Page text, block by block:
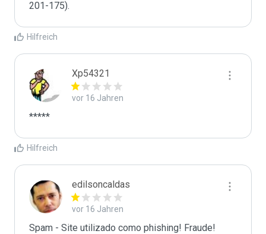
201-175).
Hilfreich
Xp54321
vor 16 Jahren
*****
Hilfreich
edilsoncaldas
vor 16 Jahren
Spam - Site utilizado como phishing! Fraude!